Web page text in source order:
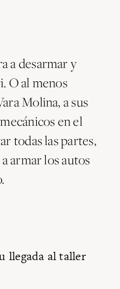
a desarmar y
O al menos
Molina, a sus
en el
todas las partes,
armar los autos
llegada al taller